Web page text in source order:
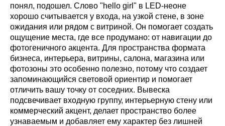
понял, подошел. Слово "hello girl" в LED-неоне
хорошо считывается у входа, на узкой стене, в зоне
ожидания или рядом с витриной. Он помогает создать
ощущение места, где все продумано: от навигации до
фотогеничного акцента. Для пространства формата
бизнеса, интерьера, витрины, салона, магазина или
фотозоны это особенно полезно, потому что создает
запоминающийся световой ориентир и помогает
отличить вашу точку от соседних. Вывеска
подсвечивает входную группу, интерьерную стену или
коммерческий акцент, делает пространство более
узнаваемым и добавляет ему характер без лишней